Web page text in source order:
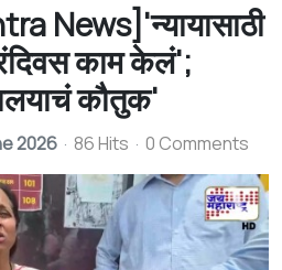
News]'न्यायासाठी
काम केलं';
कौतुक'
2026 86 Hits 0 Comments